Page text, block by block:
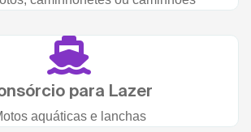
para Lazer
aquáticas e lanchas